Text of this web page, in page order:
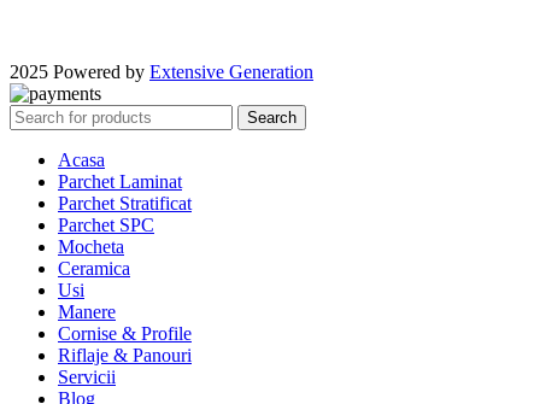
2025 Powered by Extensive Generation
Search
Acasa
Parchet Laminat
Parchet Stratificat
Parchet SPC
Mocheta
Ceramica
Usi
Manere
Cornise & Profile
Riflaje & Panouri
Servicii
Blog